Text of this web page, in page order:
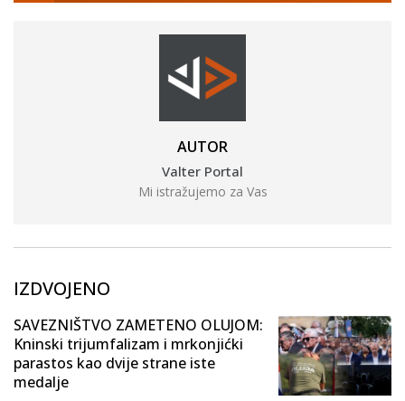
AUTOR
Valter Portal
Mi istražujemo za Vas
IZDVOJENO
SAVEZNIŠTVO ZAMETENO OLUJOM:
Kninski trijumfalizam i mrkonjićki
parastos kao dvije strane iste
medalje